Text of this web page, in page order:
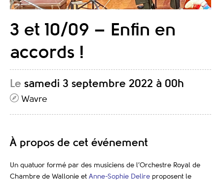
3 et 10/09 – Enfin en
accords !
Le samedi 3 septembre 2022 à 00h
Wavre
À propos de cet événement
Un quatuor formé par des musiciens de l’Orchestre Royal de
Chambre de Wallonie et Anne-Sophie Delire proposent le